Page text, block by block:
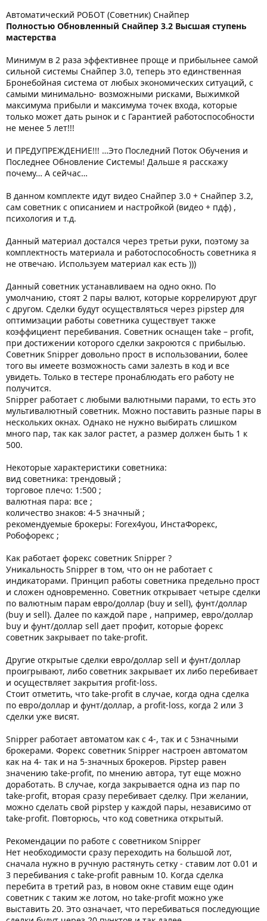
Автоматический РОБОТ (Советник) Снайпер
Полностью Обновленный Снайпер 3.2 Высшая ступень
мастерства
Минимум в 2 раза эффективнее проще и прибыльнее самой
сильной системы Снайпер 3.0, теперь это единственная
Бронебойная система от любых экономических ситуаций, с
самыми минимально- возможными рисками, Выжимкой
максимума прибыли и максимума точек входа, которые
только может дать рынок и с Гарантией работоспособности
не менее 5 лет!!!
И ПРЕДУПРЕЖДЕНИЕ!!! …Это Последний Поток Обучения и
Последнее Обновление Системы! Дальше я расскажу
почему… А сейчас…
В данном комплекте идут видео Снайпер 3.0 + Снайпер 3.2,
сам советник с описанием и настройкой (видео + пдф) ,
психология и т.д.
Данный материал достался через третьи руки, поэтому за
комплектность материала и работоспособность советника я
не отвечаю. Используем материал как есть )))
Данный советник устанавливаем на одно окно. По
умолчанию, стоят 2 пары валют, которые коррелируют друг
с другом. Сделки будут осуществляться через pipstep для
оптимизации работы советника существует также
коэффициент перебивания. Советник оснащен take – profit,
при достижении которого сделки закроются с прибылью.
Советник Snipper довольно прост в использовании, более
того вы имеете возможность сами залезть в код и все
увидеть. Только в тестере пронаблюдать его работу не
получится.
Snipper работает с любыми валютными парами, то есть это
мультивалютный советник. Можно поставить разные пары в
нескольких окнах. Однако не нужно выбирать слишком
много пар, так как залог растет, а размер должен быть 1 к
500.
Некоторые характеристики советника:
вид советника: трендовый ;
торговое плечо: 1:500 ;
валютная пара: все ;
количество знаков: 4-5 значный ;
рекомендуемые брокеры: Forex4you, ИнстаФорекс,
Робофорекс ;
Как работает форекс советник Snipper ?
Уникальность Snipper в том, что он не работает с
индикаторами. Принцип работы советника предельно прост
и сложен одновременно. Советник открывает четыре сделки
по валютным парам евро/доллар (buy и sell), фунт/доллар
(buy и sell). Далее по каждой паре , например, евро/доллар
buy и фунт/доллар sell дает профит, которые форекс
советник закрывает по take-profit.
Другие открытые сделки евро/доллар sell и фунт/доллар
проигрывают, либо советник закрывает их либо перебивает
и осуществляет закрытия profit-loss.
Стоит отметить, что take-profit в случае, когда одна сделка
по евро/доллар и фунт/доллар, а profit-loss, когда 2 или 3
сделки уже висят.
Snipper работает автоматом как с 4-, так и с 5значными
брокерами. Форекс советник Snipper настроен автоматом
как на 4- так и на 5-значных брокеров. Pipstep равен
значению take-profit, по мнению автора, тут еще можно
доработать. В случае, когда закрывается одна из пар по
take-profit, вторая сразу перебивает сделку. При желании,
можно сделать свой pipstep у каждой пары, независимо от
take-profit. Повторюсь, что код советника открытый.
Рекомендации по работе с советником Snipper
Нет необходимости сразу переходить на большой лот,
сначала нужно в ручную растянуть сетку - ставим лот 0.01 и
3 перебивания с take-profit равным 10. Когда сделка
перебита в третий раз, в новом окне ставим еще один
советник с таким же лотом, но take-profit можно уже
выставить 20. Это означает, что перебиваться последующие